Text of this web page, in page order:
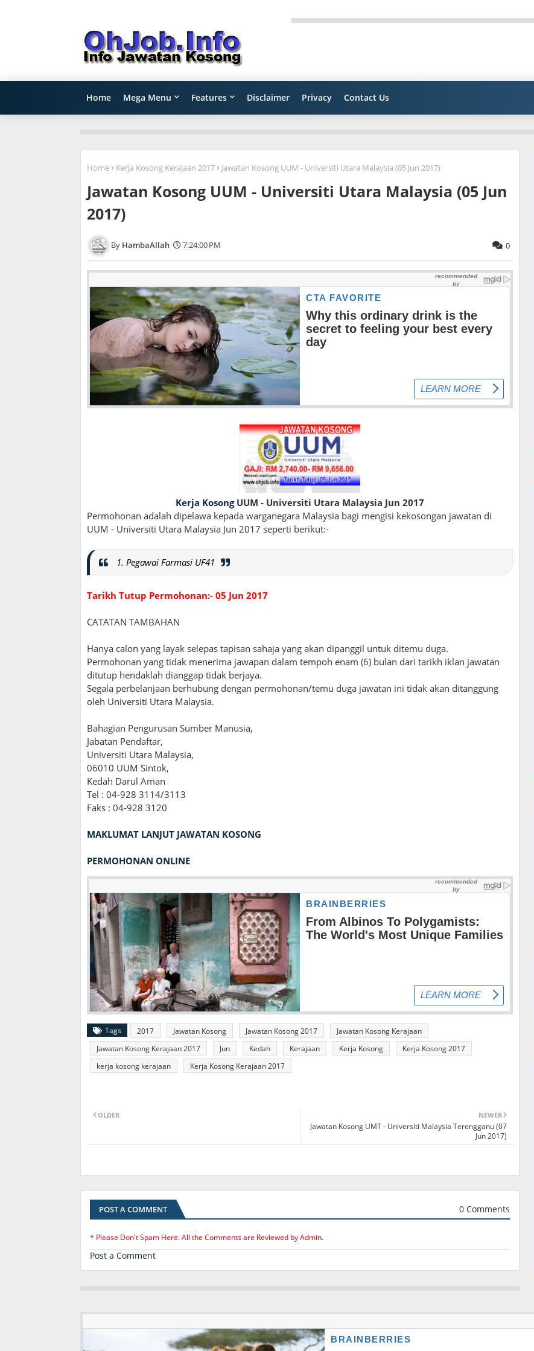
Home Mega Menu Features Disclaimer Privacy Contact Us
Home Kerja Kosong Kerajaan 2017 Jawatan Kosong UUM - Universiti Utara Malaysia (05 Jun 2017)
Jawatan Kosong UUM - Universiti Utara Malaysia (05 Jun
2017)
HambaAllah 7:24:00 PM 0
Kerja KosongUUM - Universiti Utara Malaysia Jun 2017
Permohonan adalah dipelawa kepada warganegara Malaysia bagi mengisi kekosongan jawatan di
UUM - Universiti Utara Malaysia Jun 2017 seperti berikut:-
1. Pegawai Farmasi UF41
Tarikh Tutup Permohonan:- 05 Jun 2017
CATATAN TAMBAHAN
Hanya calon yang layak selepas tapisan sahaja yang akan dipanggil untuk ditemu duga.
Permohonan yang tidak menerima jawapan dalam tempoh enam (6) bulan dari tarikh iklan jawatan
ditutup hendaklah dianggap tidak berjaya.
Segala perbelanjaan berhubung dengan permohonan/temu duga jawatan ini tidak akan ditanggung
oleh Universiti Utara Malaysia.
Bahagian Pengurusan Sumber Manusia,
Jabatan Pendaftar,
Universiti Utara Malaysia,
06010 UUM Sintok,
Kedah Darul Aman
Tel : 04-928 3114/3113
Faks : 04-928 3120
MAKLUMAT LANJUT JAWATAN KOSONG
PERMOHONAN ONLINE
Tags 2017 Jawatan Kosong Jawatan Kosong 2017
Jawatan Kosong Kerajaan
Jawatan Kosong Kerajaan 2017
Jun Kedah Kerajaan Kerja Kosong
Kerja Kosong 2017
kerja kosong kerajaan
Kerja Kosong Kerajaan 2017
NEWER
Jawatan Kosong UMT - Universiti Malaysia Terengganu (07
Jun 2017)
OLDER
POST A COMMENT 0 Comments
* Please Don't Spam Here. All the Comments are Reviewed by Admin.
Post a Comment